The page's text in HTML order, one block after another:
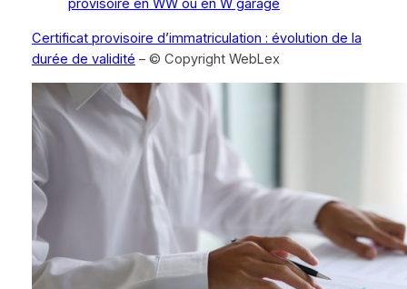
provisoire en WW ou en W garage
Certificat provisoire d’immatriculation : évolution de la
durée de validité – © Copyright WebLex